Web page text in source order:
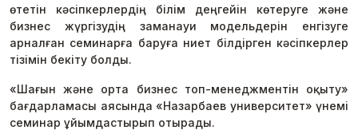
өтетін кәсіпкерлердің білім деңгейін көтеруге және
бизнес жүргізудің заманауи модельдерін енгізуге
арналған семинарға баруға ниет білдірген кәсіпкерлер
тізімін бекіту болды.
«Шағын және орта бизнес топ-менеджментін оқыту»
бағдарламасы аясында «Назарбаев университет» үнемі
семинар ұйымдастырып отырады.